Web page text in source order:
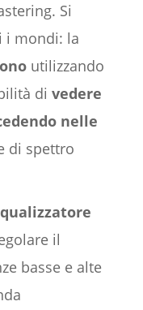
Si
i mondi: la
utilizzando
di vedere
nelle
di spettro
il
basse e alte